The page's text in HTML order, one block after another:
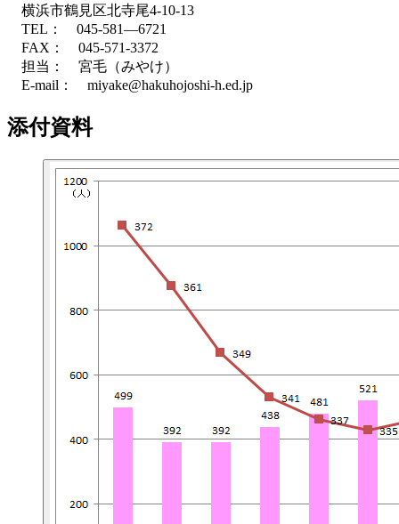
横浜市鶴見区北寺尾4-10-13
TEL： 045-581―6721
FAX： 045-571-3372
担当： 宮毛（みやけ）
E-mail： miyake@hakuhojoshi-h.ed.jp
添付資料